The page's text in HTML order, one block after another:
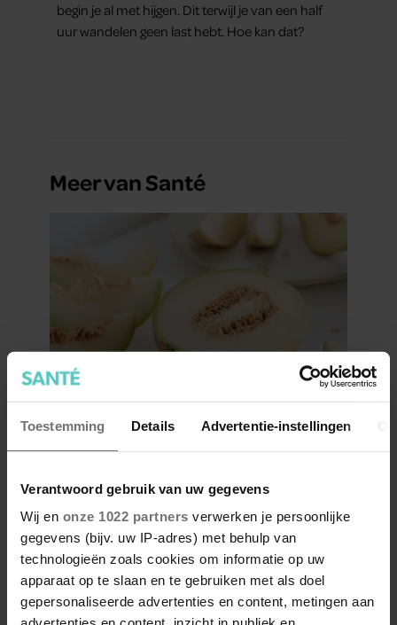
Toestemming Details Advertentie-instellingen
Verantwoord gebruik van uw gegevens
Wij en onze 1022 partners verwerken je persoonlijke
gegevens (bijv. uw IP-adres) met behulp van
technologieën zoals cookies om informatie op uw
apparaat op te slaan en te gebruiken met als doel
gepersonaliseerde advertenties en content, metingen aan
begin je al met hijgen. Dit terwijl je van een half
uur wandelen geen last hebt. Hoe kan dat?
Meer van Santé